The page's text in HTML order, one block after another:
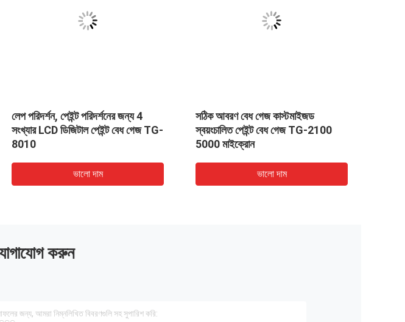
লেপ পরিদর্শন, পেইন্ট পরিদর্শনের জন্য 4
সংখ্যার LCD ডিজিটাল পেইন্ট বেধ গেজ TG-
8010
ভালো দাম
সঠিক আবরণ বেধ গেজ কাস্টমাইজড
স্বয়ংচালিত পেইন্ট বেধ গেজ TG-2100
5000 মাইক্রোন
ভালো দাম
করুন